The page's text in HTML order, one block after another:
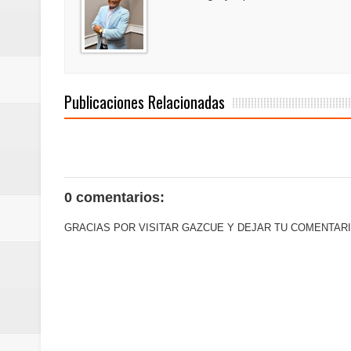
Publicaciones Relacionadas
0 comentarios:
GRACIAS POR VISITAR GAZCUE Y DEJAR TU